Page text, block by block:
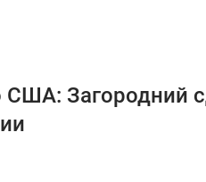
США: Загородний